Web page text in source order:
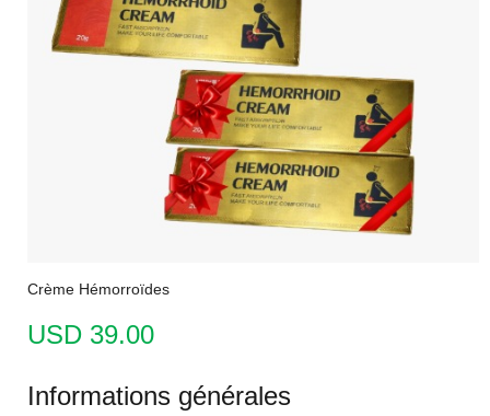
Crème Hémorroïdes
USD 39.00
Informations générales